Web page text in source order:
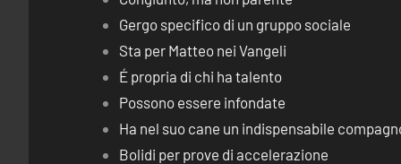
Gergo specifico di un gruppo sociale
Sta per Matteo nei Vangeli
É propria di chi ha talento
Possono essere infondate
Ha nel suo cane un indispensabile
Bolidi per prove di accelerazione